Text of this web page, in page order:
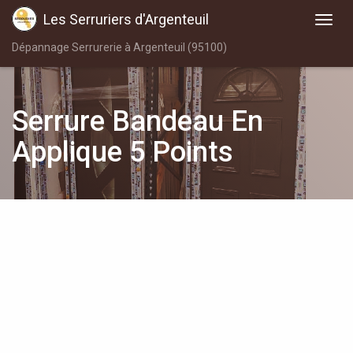
Les Serruriers d'Argenteuil
Dépannage Serrurerie à Argenteuil (95100)
Serrure Bandeau En
Applique 5 Points